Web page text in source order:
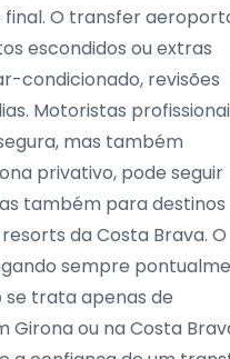
O transfer
escondidos ou extras
condicionado, revisões
Motoristas
mas também
privativo, pode seguir
também para destinos
da Costa Brava. O
sempre
se trata apenas de
Girona ou na Costa